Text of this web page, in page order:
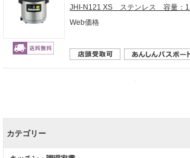
JHI-N121 XS ステンレス 容量：
Web価格
カテゴリー